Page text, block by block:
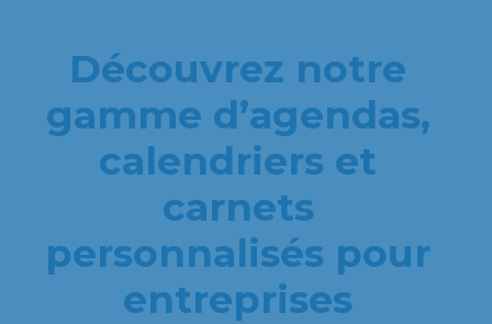
Découvrez notre
gamme d’agendas,
calendriers et
carnets
personnalisés pour
entreprises